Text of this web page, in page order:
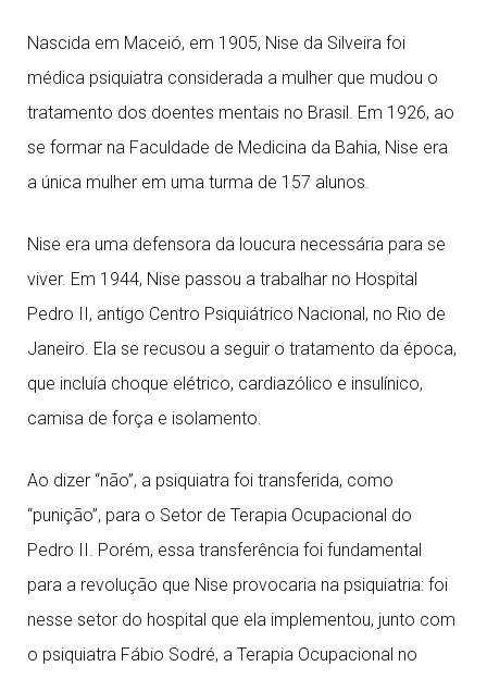
Nascida em Maceió, em 1905, Nise da Silveira foi
médica psiquiatra considerada a mulher que mudou o
tratamento dos doentes mentais no Brasil. Em 1926, ao
se formar na Faculdade de Medicina da Bahia, Nise era
a única mulher em uma turma de 157 alunos.
Nise era uma defensora da loucura necessária para se
viver. Em 1944, Nise passou a trabalhar no Hospital
Pedro II, antigo Centro Psiquiátrico Nacional, no Rio de
Janeiro. Ela se recusou a seguir o tratamento da época,
que incluía choque elétrico, cardiazólico e insulínico,
camisa de força e isolamento.
Ao dizer “não”, a psiquiatra foi transferida, como
“punição”, para o Setor de Terapia Ocupacional do
Pedro II. Porém, essa transferência foi fundamental
para a revolução que Nise provocaria na psiquiatria: foi
nesse setor do hospital que ela implementou, junto com
o psiquiatra Fábio Sodré, a Terapia Ocupacional no